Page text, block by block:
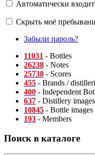
Автоматически
Скрыть моё
Забыли пароль?
11031 - Bottles
26238 - Notes
25738 - Scores
455 - Brands /
400 - Independent
637 - Distillery images
10845 - Bottle images
193 - Members
Поиск в каталоге